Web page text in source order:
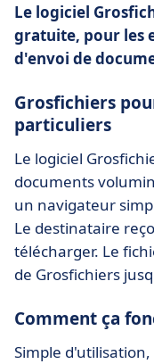
Le logiciel
gratuite, pour les
d'envoi de
Grosfichiers
particuliers
Le logiciel
documents
un navigateur
Le destinataire
télécharger. Le
de Grosfichiers
Comment ça
Simple